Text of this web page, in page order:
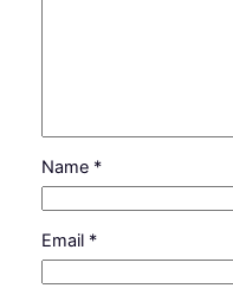
Name *
Email *